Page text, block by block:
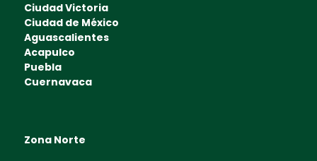
Ciudad Victoria
Ciudad de México
Aguascalientes
Acapulco
Puebla
Cuernavaca
Zona Norte